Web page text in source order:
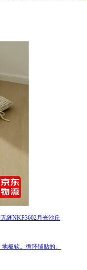
缝NKP3602月光沙丘
板软。循环铺贴的。